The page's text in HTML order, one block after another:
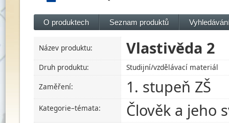
O produktech Seznam produktů
Název produktu: Vlastivěda 2
Druh produktu:
Studijní/vzdělávací materiál
Zaměření:
1. stupeň ZŠ
Kategorie–témata: Člověk a jeho